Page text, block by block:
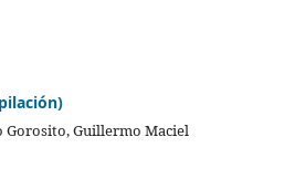
Gorosito, Guillermo Maciel